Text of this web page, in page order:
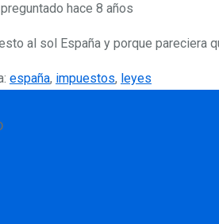
hace 8 años
al sol España y porque pareciera
españa, impuestos, leyes